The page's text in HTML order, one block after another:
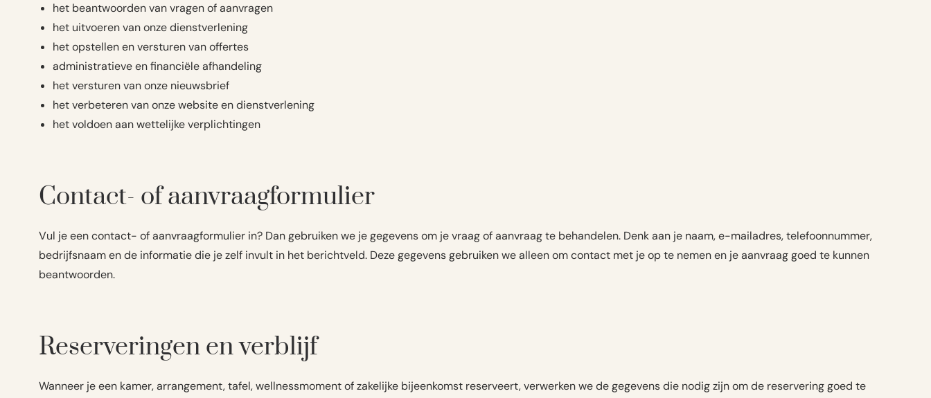
het beantwoorden van vragen of aanvragen
het uitvoeren van onze dienstverlening
het opstellen en versturen van offertes
administratieve en financiële afhandeling
het versturen van onze nieuwsbrief
het verbeteren van onze website en dienstverlening
het voldoen aan wettelijke verplichtingen
Contact- of aanvraagformulier
Vul je een contact- of aanvraagformulier in? Dan gebruiken we je gegevens om je vraag of aanvraag te behandelen. Denk aan je naam, e-mailadres, telefoonnummer,
bedrijfsnaam en de informatie die je zelf invult in het berichtveld. Deze gegevens gebruiken we alleen om contact met je op te nemen en je aanvraag goed te kunnen
beantwoorden.
Reserveringen en verblijf
Wanneer je een kamer, arrangement, tafel, wellnessmoment of zakelijke bijeenkomst reserveert, verwerken we de gegevens die nodig zijn om de reservering goed te